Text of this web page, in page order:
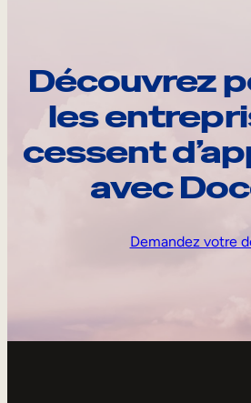
Découvrez
les
cessent
avec
Demandez votre